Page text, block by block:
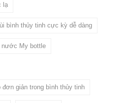
lạ
bình thủy tinh cực kỳ dễ dàng
nước My bottle
giản trong bình thủy tinh